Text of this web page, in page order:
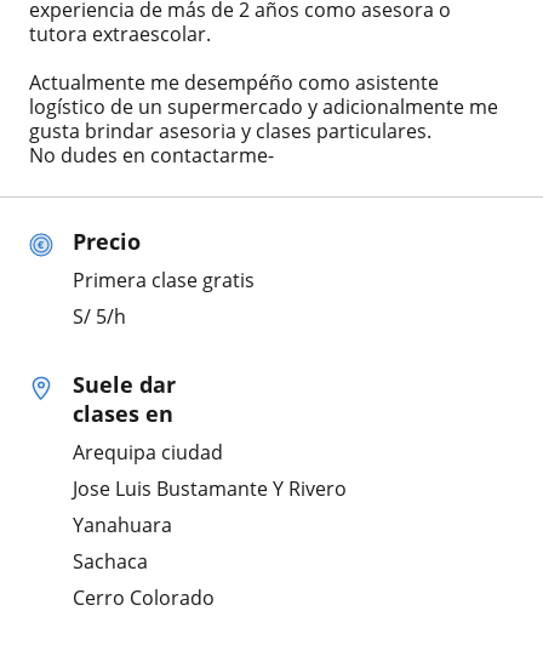
Precio
Primera clase gratis
S/ 5/h
Suele dar
clases en
Arequipa ciudad
Jose Luis Bustamante Y Rivero
Yanahuara
Sachaca
Cerro Colorado
experiencia de más de 2 años como asesora o
tutora extraescolar.
Actualmente me desempéño como asistente
logístico de un supermercado y adicionalmente me
gusta brindar asesoria y clases particulares.
No dudes en contactarme-